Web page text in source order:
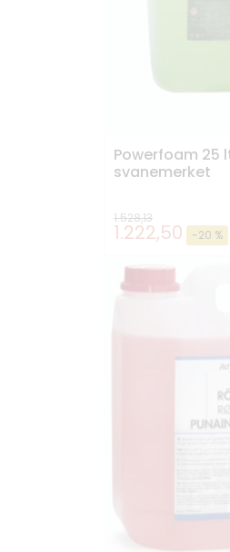
Powerfoam 25
svanemerket
1.528,13
1.222,50 -20 %